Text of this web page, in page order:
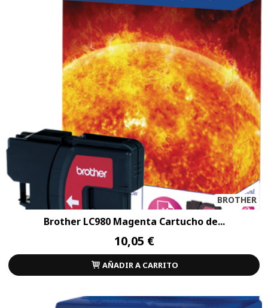
BROTHER
Brother LC980 Magenta Cartucho de...
10,05 €
AÑADIR A CARRITO